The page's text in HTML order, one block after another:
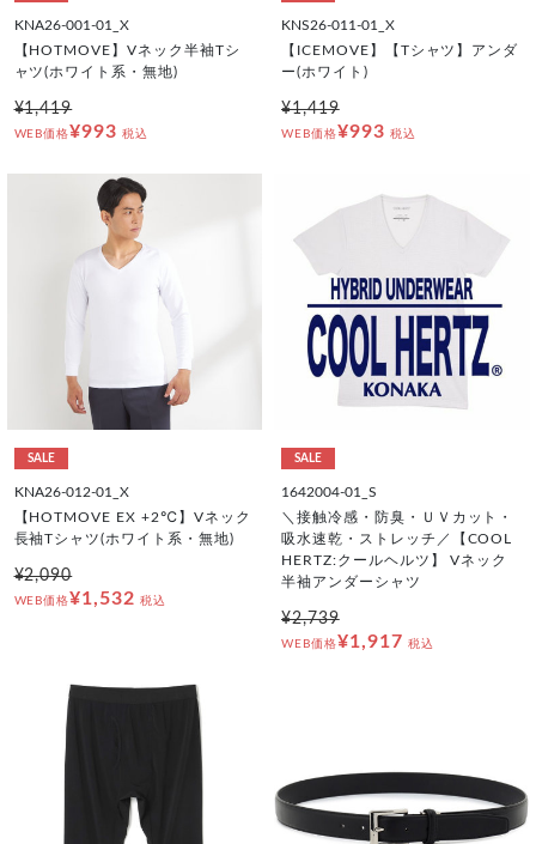
KNA26-001-01_X
【HOTMOVE】Vネック半袖Tシ
ャツ(ホワイト系・無地)
¥1,419
WEB価格¥993 税込
KNS26-011-01_X
【ICEMOVE】【Tシャツ】アンダ
ー(ホワイト)
¥1,419
WEB価格¥993 税込
SALE
KNA26-012-01_X
【HOTMOVE EX +2℃】Vネック
長袖Tシャツ(ホワイト系・無地)
¥2,090
WEB価格¥1,532 税込
SALE
1642004-01_S
＼接触冷感・防臭・ＵＶカット・
吸水速乾・ストレッチ／【COOL
HERTZ:クールヘルツ】 Vネック
半袖アンダーシャツ
¥2,739
WEB価格¥1,917 税込